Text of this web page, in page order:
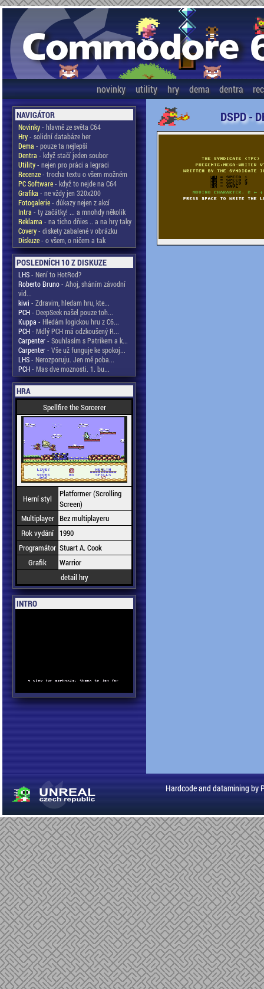
novinky utility hry dema dentra
NAVIGÁTOR
Novinky- hlavně ze světa C64
Hry- solidní databáze her
Dema - pouze ta nejlepší
Dentra - když stačí jeden soubor
Utility- nejen pro práci a legraci
Recenze- trocha textu o všem možném
PC Software- když to nejde na C64
Grafika - ne vždy jen 320x200
Fotogalerie- důkazy nejen z akcí
Intra - ty začátky! ... a mnohdy několik
Reklama - na ticho dňies .. a na hry taky
Covery- diskety zabalené v obrázku
Diskuze- o všem, o ničem a tak
POSLEDNÍCH 10 Z DISKUZE
LHS- Není to HotRod?
Roberto Bruno- Ahoj, sháním závodní
vid...
kiwi - Zdravim, hledam hru, kte...
PCH- DeepSeek našel pouze toh...
Kuppa - Hledám logickou hru z C6...
PCH- Mdlý PCH má odzkoušený R...
Carpenter- Souhlasím s Patrikem a k...
Carpenter- Vše už funguje ke spokoj...
LHS- Nerozporuju. Jen mě poba...
PCH- Mas dve moznosti. 1. bu...
HRA
Spellfire the Sorcerer
Herní styl
Platformer (Scrolling
Screen)
Multiplayer Bez multiplayeru
Rok vydání
1990
Programátor Stuart A. Cook
Grafik
Warrior
detail hry
INTRO
DSPD -
Hardcode and datamining by